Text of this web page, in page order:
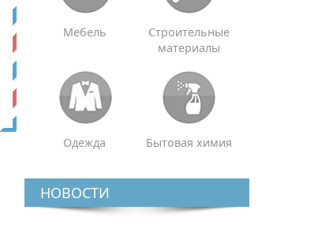
Мебель
Строительные
материалы
Одежда Бытовая химия
НОВОСТИ